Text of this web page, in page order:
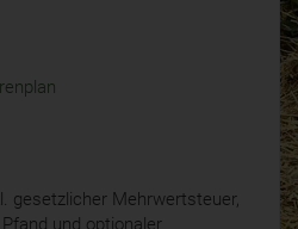
gesetzlicher Mehrwertsteuer,
und optionaler